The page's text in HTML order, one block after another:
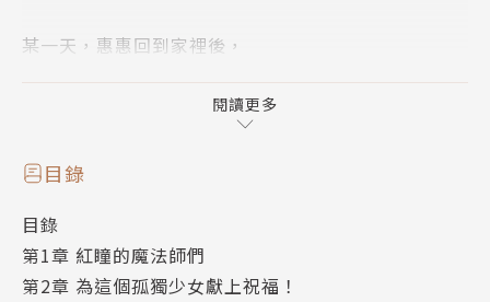
某一天，惠惠回到家裡後，
網路超好評的話題作《為美好的世界獻上祝福！》
外傳漫畫第1集登場！！
暁なつめ
閱讀更多
目錄
目錄
第1章 紅瞳的魔法師們
第2章 為這個孤獨少女獻上祝福！